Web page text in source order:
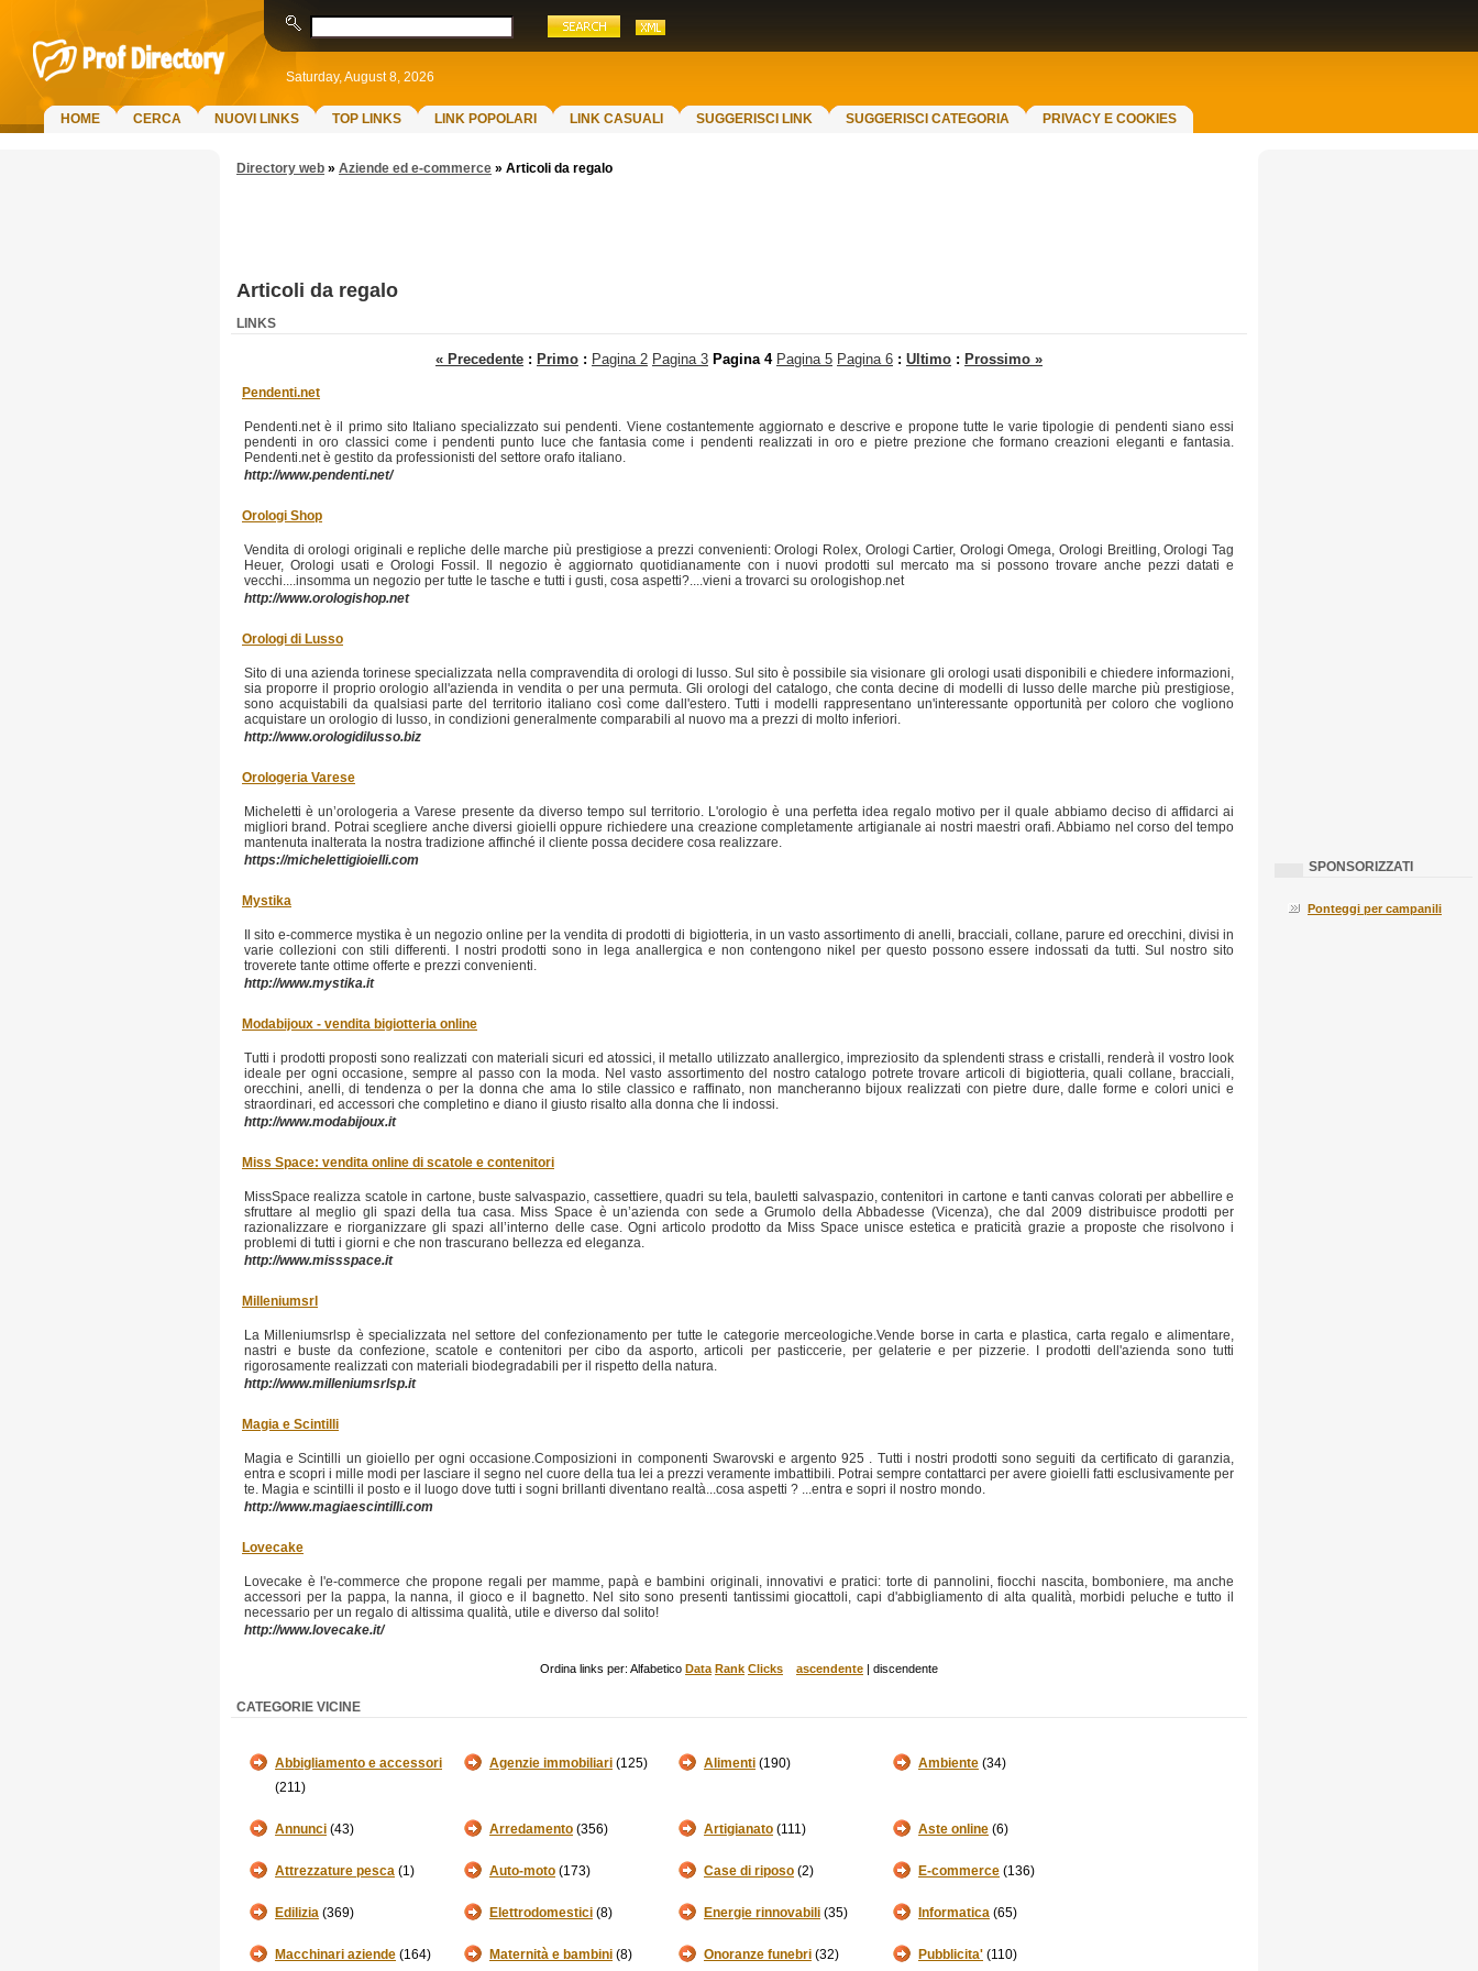
Saturday, August 8, 2026
HOME CERCA NUOVI LINKS TOP LINKS LINK POPOLARI LINK CASUALI SUGGERISCI LINK SUGGERISCI CATEGORIA PRIVACY E COOKIES
Directory web » Aziende ed e-commerce » Articoli da regalo
Articoli da regalo
LINKS
« Precedente : Primo : Pagina 2 Pagina 3 Pagina 4 Pagina 5 Pagina 6 : Ultimo : Prossimo »
Pendenti.net
Pendenti.net è il primo sito Italiano specializzato sui pendenti. Viene costantemente aggiornato e descrive e propone tutte le varie tipologie di pendenti siano essi
pendenti in oro classici come i pendenti punto luce che fantasia come i pendenti realizzati in oro e pietre prezione che formano creazioni eleganti e fantasia.
Pendenti.net è gestito da professionisti del settore orafo italiano.
http://www.pendenti.net/
Orologi Shop
Vendita di orologi originali e repliche delle marche più prestigiose a prezzi convenienti: Orologi Rolex, Orologi Cartier, Orologi Omega, Orologi Breitling, Orologi Tag
Heuer, Orologi usati e Orologi Fossil. Il negozio è aggiornato quotidianamente con i nuovi prodotti sul mercato ma si possono trovare anche pezzi datati e
vecchi....insomma un negozio per tutte le tasche e tutti i gusti, cosa aspetti?....vieni a trovarci su orologishop.net
http://www.orologishop.net
Orologi di Lusso
Sito di una azienda torinese specializzata nella compravendita di orologi di lusso. Sul sito è possibile sia visionare gli orologi usati disponibili e chiedere informazioni,
sia proporre il proprio orologio all'azienda in vendita o per una permuta. Gli orologi del catalogo, che conta decine di modelli di lusso delle marche più prestigiose,
sono acquistabili da qualsiasi parte del territorio italiano così come dall'estero. Tutti i modelli rappresentano un'interessante opportunità per coloro che vogliono
acquistare un orologio di lusso, in condizioni generalmente comparabili al nuovo ma a prezzi di molto inferiori.
http://www.orologidilusso.biz
Orologeria Varese
Micheletti è un’orologeria a Varese presente da diverso tempo sul territorio. L'orologio è una perfetta idea regalo motivo per il quale abbiamo deciso di affidarci ai
migliori brand. Potrai scegliere anche diversi gioielli oppure richiedere una creazione completamente artigianale ai nostri maestri orafi. Abbiamo nel corso del tempo
mantenuta inalterata la nostra tradizione affinché il cliente possa decidere cosa realizzare.
https://michelettigioielli.com
Mystika
Il sito e-commerce mystika è un negozio online per la vendita di prodotti di bigiotteria, in un vasto assortimento di anelli, bracciali, collane, parure ed orecchini, divisi in
varie collezioni con stili differenti. I nostri prodotti sono in lega anallergica e non contengono nikel per questo possono essere indossati da tutti. Sul nostro sito
troverete tante ottime offerte e prezzi convenienti.
http://www.mystika.it
Modabijoux - vendita bigiotteria online
Tutti i prodotti proposti sono realizzati con materiali sicuri ed atossici, il metallo utilizzato anallergico, impreziosito da splendenti strass e cristalli, renderà il vostro look
ideale per ogni occasione, sempre al passo con la moda. Nel vasto assortimento del nostro catalogo potrete trovare articoli di bigiotteria, quali collane, bracciali,
orecchini, anelli, di tendenza o per la donna che ama lo stile classico e raffinato, non mancheranno bijoux realizzati con pietre dure, dalle forme e colori unici e
straordinari, ed accessori che completino e diano il giusto risalto alla donna che li indossi.
http://www.modabijoux.it
Miss Space: vendita online di scatole e contenitori
MissSpace realizza scatole in cartone, buste salvaspazio, cassettiere, quadri su tela, bauletti salvaspazio, contenitori in cartone e tanti canvas colorati per abbellire e
sfruttare al meglio gli spazi della tua casa. Miss Space è un’azienda con sede a Grumolo della Abbadesse (Vicenza), che dal 2009 distribuisce prodotti per
razionalizzare e riorganizzare gli spazi all’interno delle case. Ogni articolo prodotto da Miss Space unisce estetica e praticità grazie a proposte che risolvono i
problemi di tutti i giorni e che non trascurano bellezza ed eleganza.
http://www.missspace.it
Milleniumsrl
La Milleniumsrlsp è specializzata nel settore del confezionamento per tutte le categorie merceologiche.Vende borse in carta e plastica, carta regalo e alimentare,
nastri e buste da confezione, scatole e contenitori per cibo da asporto, articoli per pasticcerie, per gelaterie e per pizzerie. I prodotti dell'azienda sono tutti
rigorosamente realizzati con materiali biodegradabili per il rispetto della natura.
http://www.milleniumsrlsp.it
Magia e Scintilli
Magia e Scintilli un gioiello per ogni occasione.Composizioni in componenti Swarovski e argento 925 . Tutti i nostri prodotti sono seguiti da certificato di garanzia,
entra e scopri i mille modi per lasciare il segno nel cuore della tua lei a prezzi veramente imbattibili. Potrai sempre contattarci per avere gioielli fatti esclusivamente per
te. Magia e scintilli il posto e il luogo dove tutti i sogni brillanti diventano realtà...cosa aspetti ? ...entra e sopri il nostro mondo.
http://www.magiaescintilli.com
Lovecake
Lovecake è l'e-commerce che propone regali per mamme, papà e bambini originali, innovativi e pratici: torte di pannolini, fiocchi nascita, bomboniere, ma anche
accessori per la pappa, la nanna, il gioco e il bagnetto. Nel sito sono presenti tantissimi giocattoli, capi d'abbigliamento di alta qualità, morbidi peluche e tutto il
necessario per un regalo di altissima qualità, utile e diverso dal solito!
http://www.lovecake.it/
Ordina links per: Alfabetico Data Rank Clicks ascendente | discendente
CATEGORIE VICINE
Abbigliamento e accessori
(211)
Agenzie immobiliari (125) Alimenti (190) Ambiente (34)
Annunci (43) Arredamento (356) Artigianato (111) Aste online (6)
Attrezzature pesca (1) Auto-moto (173) Case di riposo (2) E-commerce (136)
Edilizia (369) Elettrodomestici (8) Energie rinnovabili (35) Informatica (65)
Macchinari aziende (164) Maternità e bambini (8) Onoranze funebri (32) Pubblicita' (110)
SPONSORIZZATI
Ponteggi per campanili